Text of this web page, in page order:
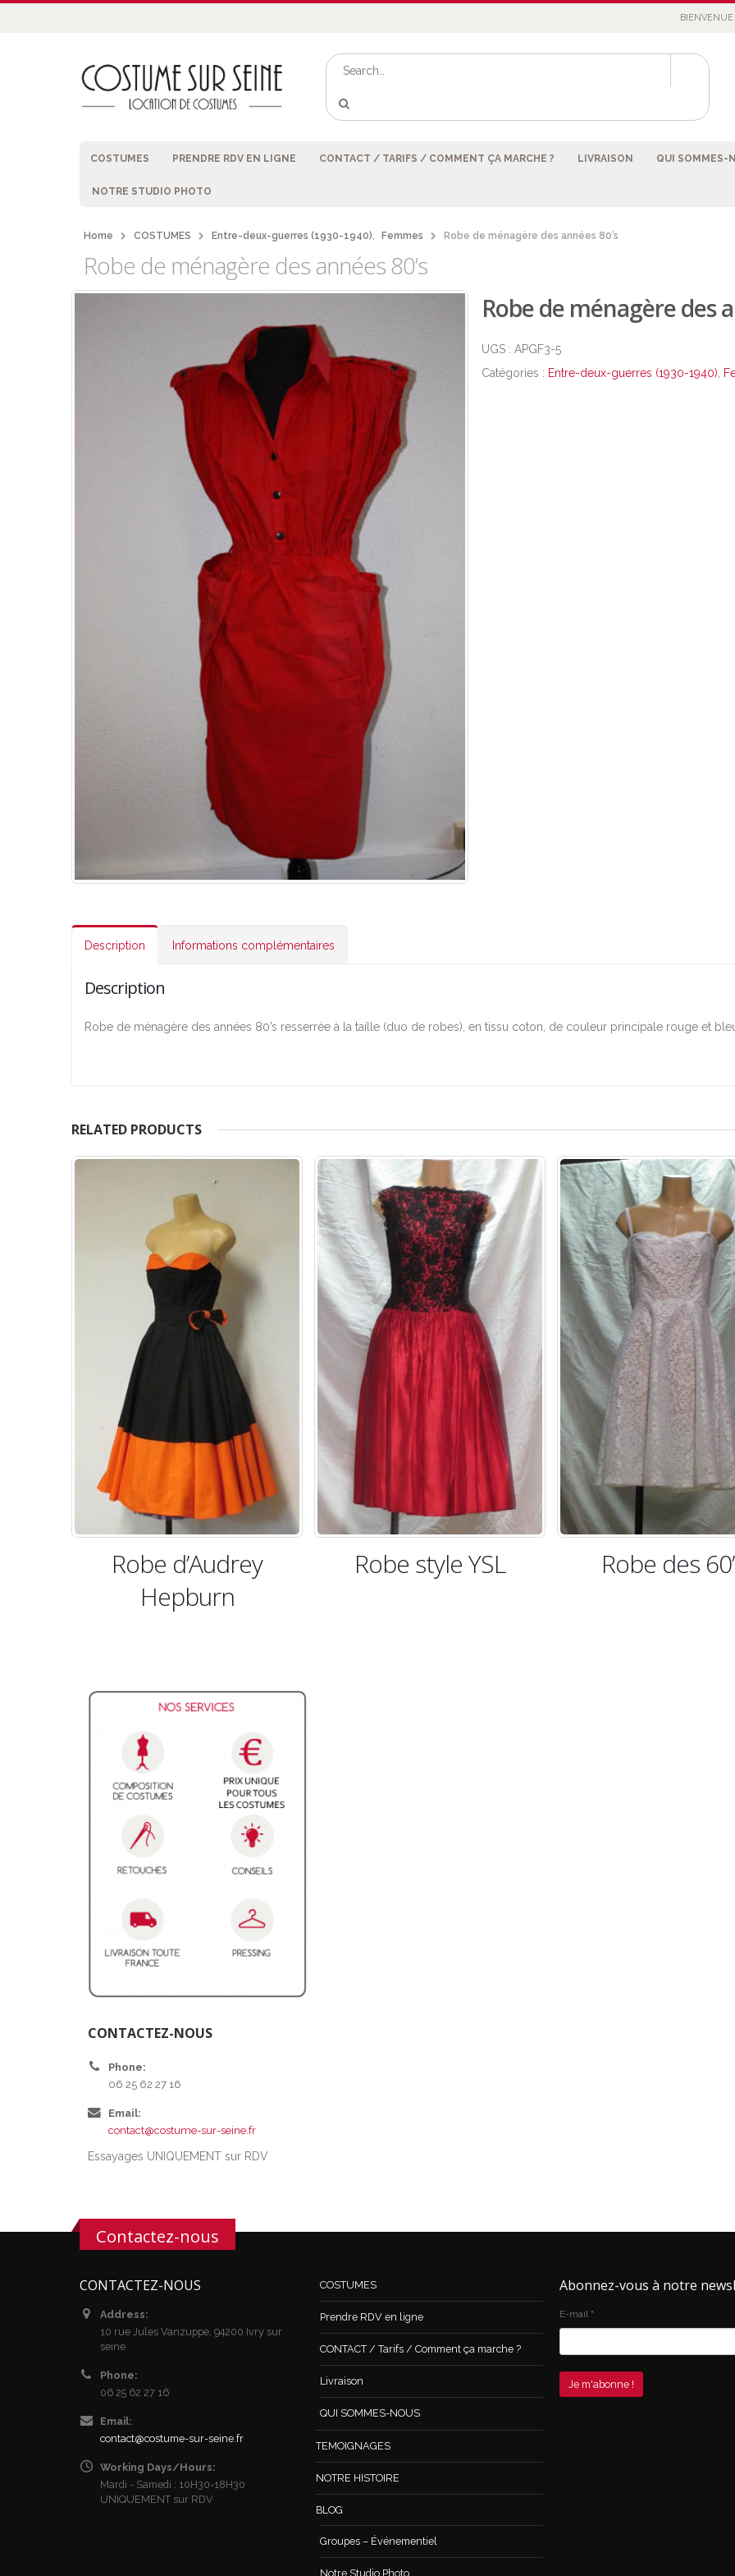
BIENVENUE
COSTUMES PRENDRE RDV EN LIGNE CONTACT / TARIFS / COMMENT ÇA MARCHE ? LIVRAISON QUI SOMMES-
NOTRE STUDIO PHOTO
Home COSTUMES Entre-deux-guerres (1930-1940), Femmes Robe de ménagère des années 80’s
Robe de ménagère des années 80’s
Robe de ménagère des
UGS : APGF3-5
Catégories : Entre-deux-guerres (1930-1940)
Description Informations complémentaires
Description
Robe de ménagère des années 80’s resserrée à la taille (duo de robes), en tissu coton, de couleur principale rouge et
RELATED PRODUCTS
Robe style YSL Robe des 60’s
Robe
CONTACTEZ-NOUS
Phone:
06 25 62 27 16
Email:
contact@costume-sur-seine.fr
Essayages UNIQUEMENT sur RDV
Contactez-nous
CONTACTEZ-NOUS
Address:
10 rue Jules Vanzuppe, 94200 Ivry sur
seine
Phone:
06 25 62 27 16
Email:
contact@costume-sur-seine.fr
Working Days/Hours:
Mardi - Samedi : 10H30-18H30
UNIQUEMENT sur RDV
COSTUMES
Prendre RDV en ligne
CONTACT / Tarifs / Comment ça marche ?
Livraison
QUI SOMMES-NOUS
TEMOIGNAGES
NOTRE HISTOIRE
BLOG
Groupes – Événementiel
Notre Studio Photo
Abonnez-vous à notre
E-mail *